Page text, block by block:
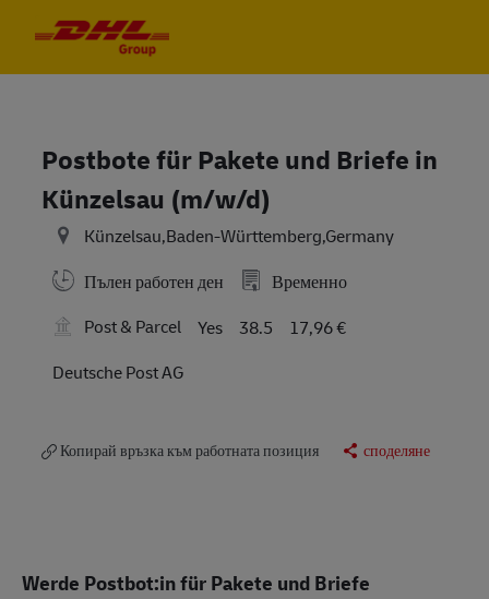
Postbote für Pakete und Briefe in
Künzelsau (m/w/d)
Künzelsau,Baden-Württemberg,Germany
Пълен работен ден
Временно
Post & Parcel
Yes 38.5
17,96 €
Deutsche Post AG
Копирай връзка към работната позиция споделяне
Werde Postbot:in für Pakete und Briefe